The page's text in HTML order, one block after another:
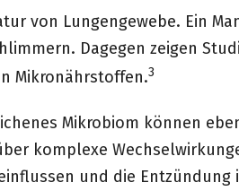
von Lungengewebe. Ein
Dagegen zeigen
Mikronährstoffen.3
Mikrobiom können
komplexe
und die Entzündung